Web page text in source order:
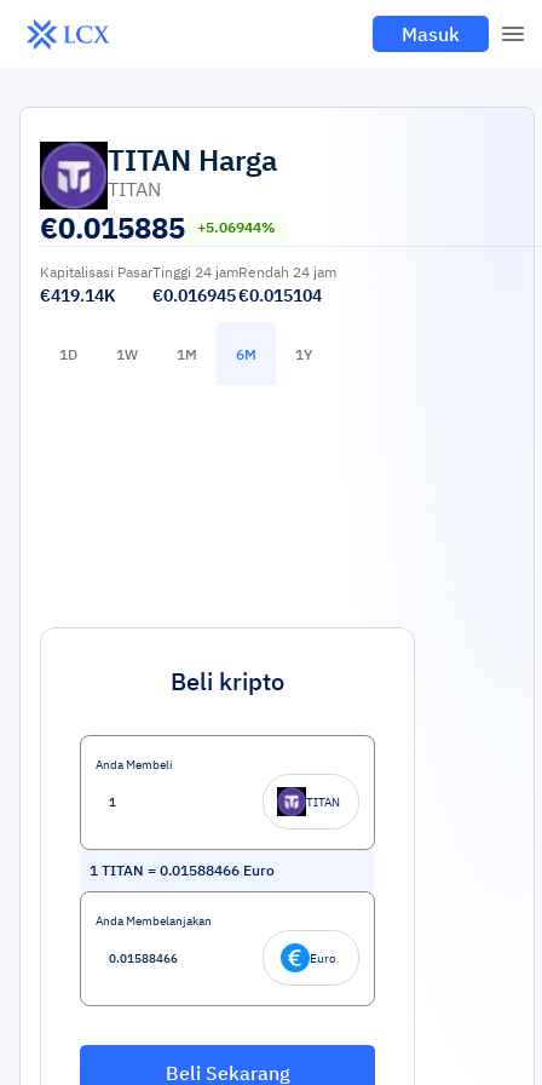
Masuk
TITAN Harga
TITAN
€0.015885 +5.06944%
Kapitalisasi Pasar
€419.14K
Tinggi 24 jam
€0.016945
Rendah 24 jam
€0.015104
1D 1W 1M 6M 1Y
Beli kripto
Anda Membeli
TITAN
1 TITAN = 0.01588466 Euro
Anda Membelanjakan
Euro
Beli Sekarang